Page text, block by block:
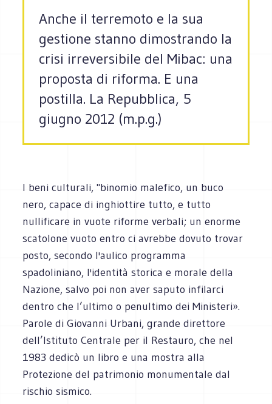
Anche il terremoto e la sua
gestione stanno dimostrando la
crisi irreversibile del Mibac: una
proposta di riforma. E una
postilla. La Repubblica, 5
giugno 2012 (m.p.g.)
I beni culturali, "binomio malefico, un buco
nero, capace di inghiottire tutto, e tutto
nullificare in vuote riforme verbali; un enorme
scatolone vuoto entro ci avrebbe dovuto trovar
posto, secondo l'aulico programma
spadoliniano, l'identità storica e morale della
Nazione, salvo poi non aver saputo infilarci
dentro che l’ultimo o penultimo dei Ministeri».
Parole di Giovanni Urbani, grande direttore
dell’Istituto Centrale per il Restauro, che nel
1983 dedicò un libro e una mostra alla
Protezione del patrimonio monumentale dal
rischio sismico.